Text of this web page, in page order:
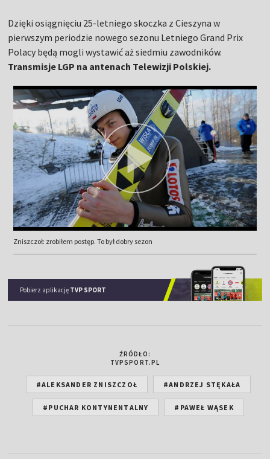
Dzięki osiągnięciu 25-letniego skoczka z Cieszyna w
pierwszym periodzie nowego sezonu Letniego Grand Prix
Polacy będą mogli wystawić aż siedmiu zawodników.
Transmisje LGP na antenach Telewizji Polskiej.
Zniszczoł: zrobiłem postęp. To był dobry sezon
Pobierz aplikację TVP SPORT
ŹRÓDŁO:
TVPSPORT.PL
#ALEKSANDER ZNISZCZOŁ #ANDRZEJ STĘKAŁA
#PUCHAR KONTYNENTALNY #PAWEŁ WĄSEK